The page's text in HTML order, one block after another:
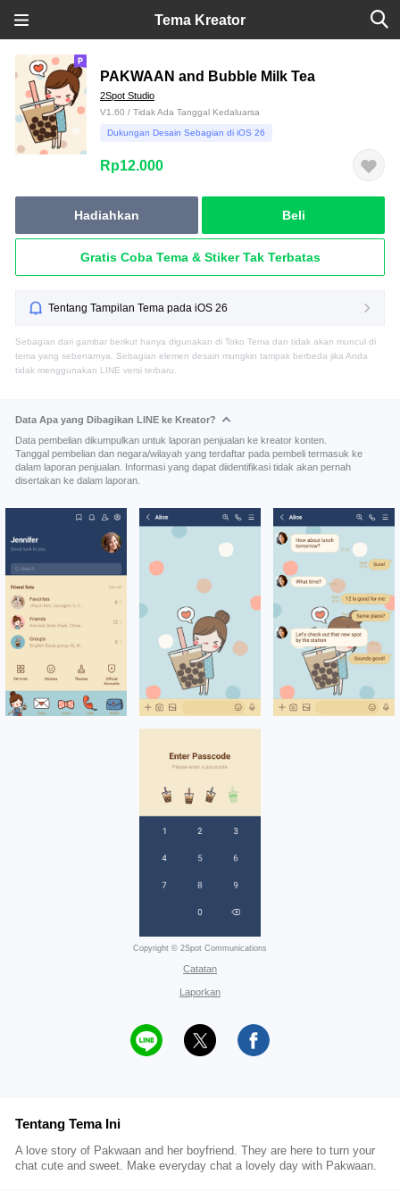
Tema Kreator
PAKWAAN and Bubble Milk Tea
2Spot Studio
V1.60 / Tidak Ada Tanggal Kedaluarsa
Dukungan Desain Sebagian di iOS 26
Rp12.000
Hadiahkan Beli
Gratis Coba Tema & Stiker Tak Terbatas
Tentang Tampilan Tema pada iOS 26
Sebagian dari gambar berikut hanya digunakan di Toko Tema dan tidak akan muncul di
tema yang sebenarnya. Sebagian elemen desain mungkin tampak berbeda jika Anda
tidak menggunakan LINE versi terbaru.
Data Apa yang Dibagikan LINE ke Kreator?
Data pembelian dikumpulkan untuk laporan penjualan ke kreator konten.
Tanggal pembelian dan negara/wilayah yang terdaftar pada pembeli termasuk ke
dalam laporan penjualan. Informasi yang dapat diidentifikasi tidak akan pernah
disertakan ke dalam laporan.
Copyright © 2Spot Communications
Catatan
Laporkan
Tentang Tema Ini
A love story of Pakwaan and her boyfriend. They are here to turn your
chat cute and sweet. Make everyday chat a lovely day with Pakwaan.